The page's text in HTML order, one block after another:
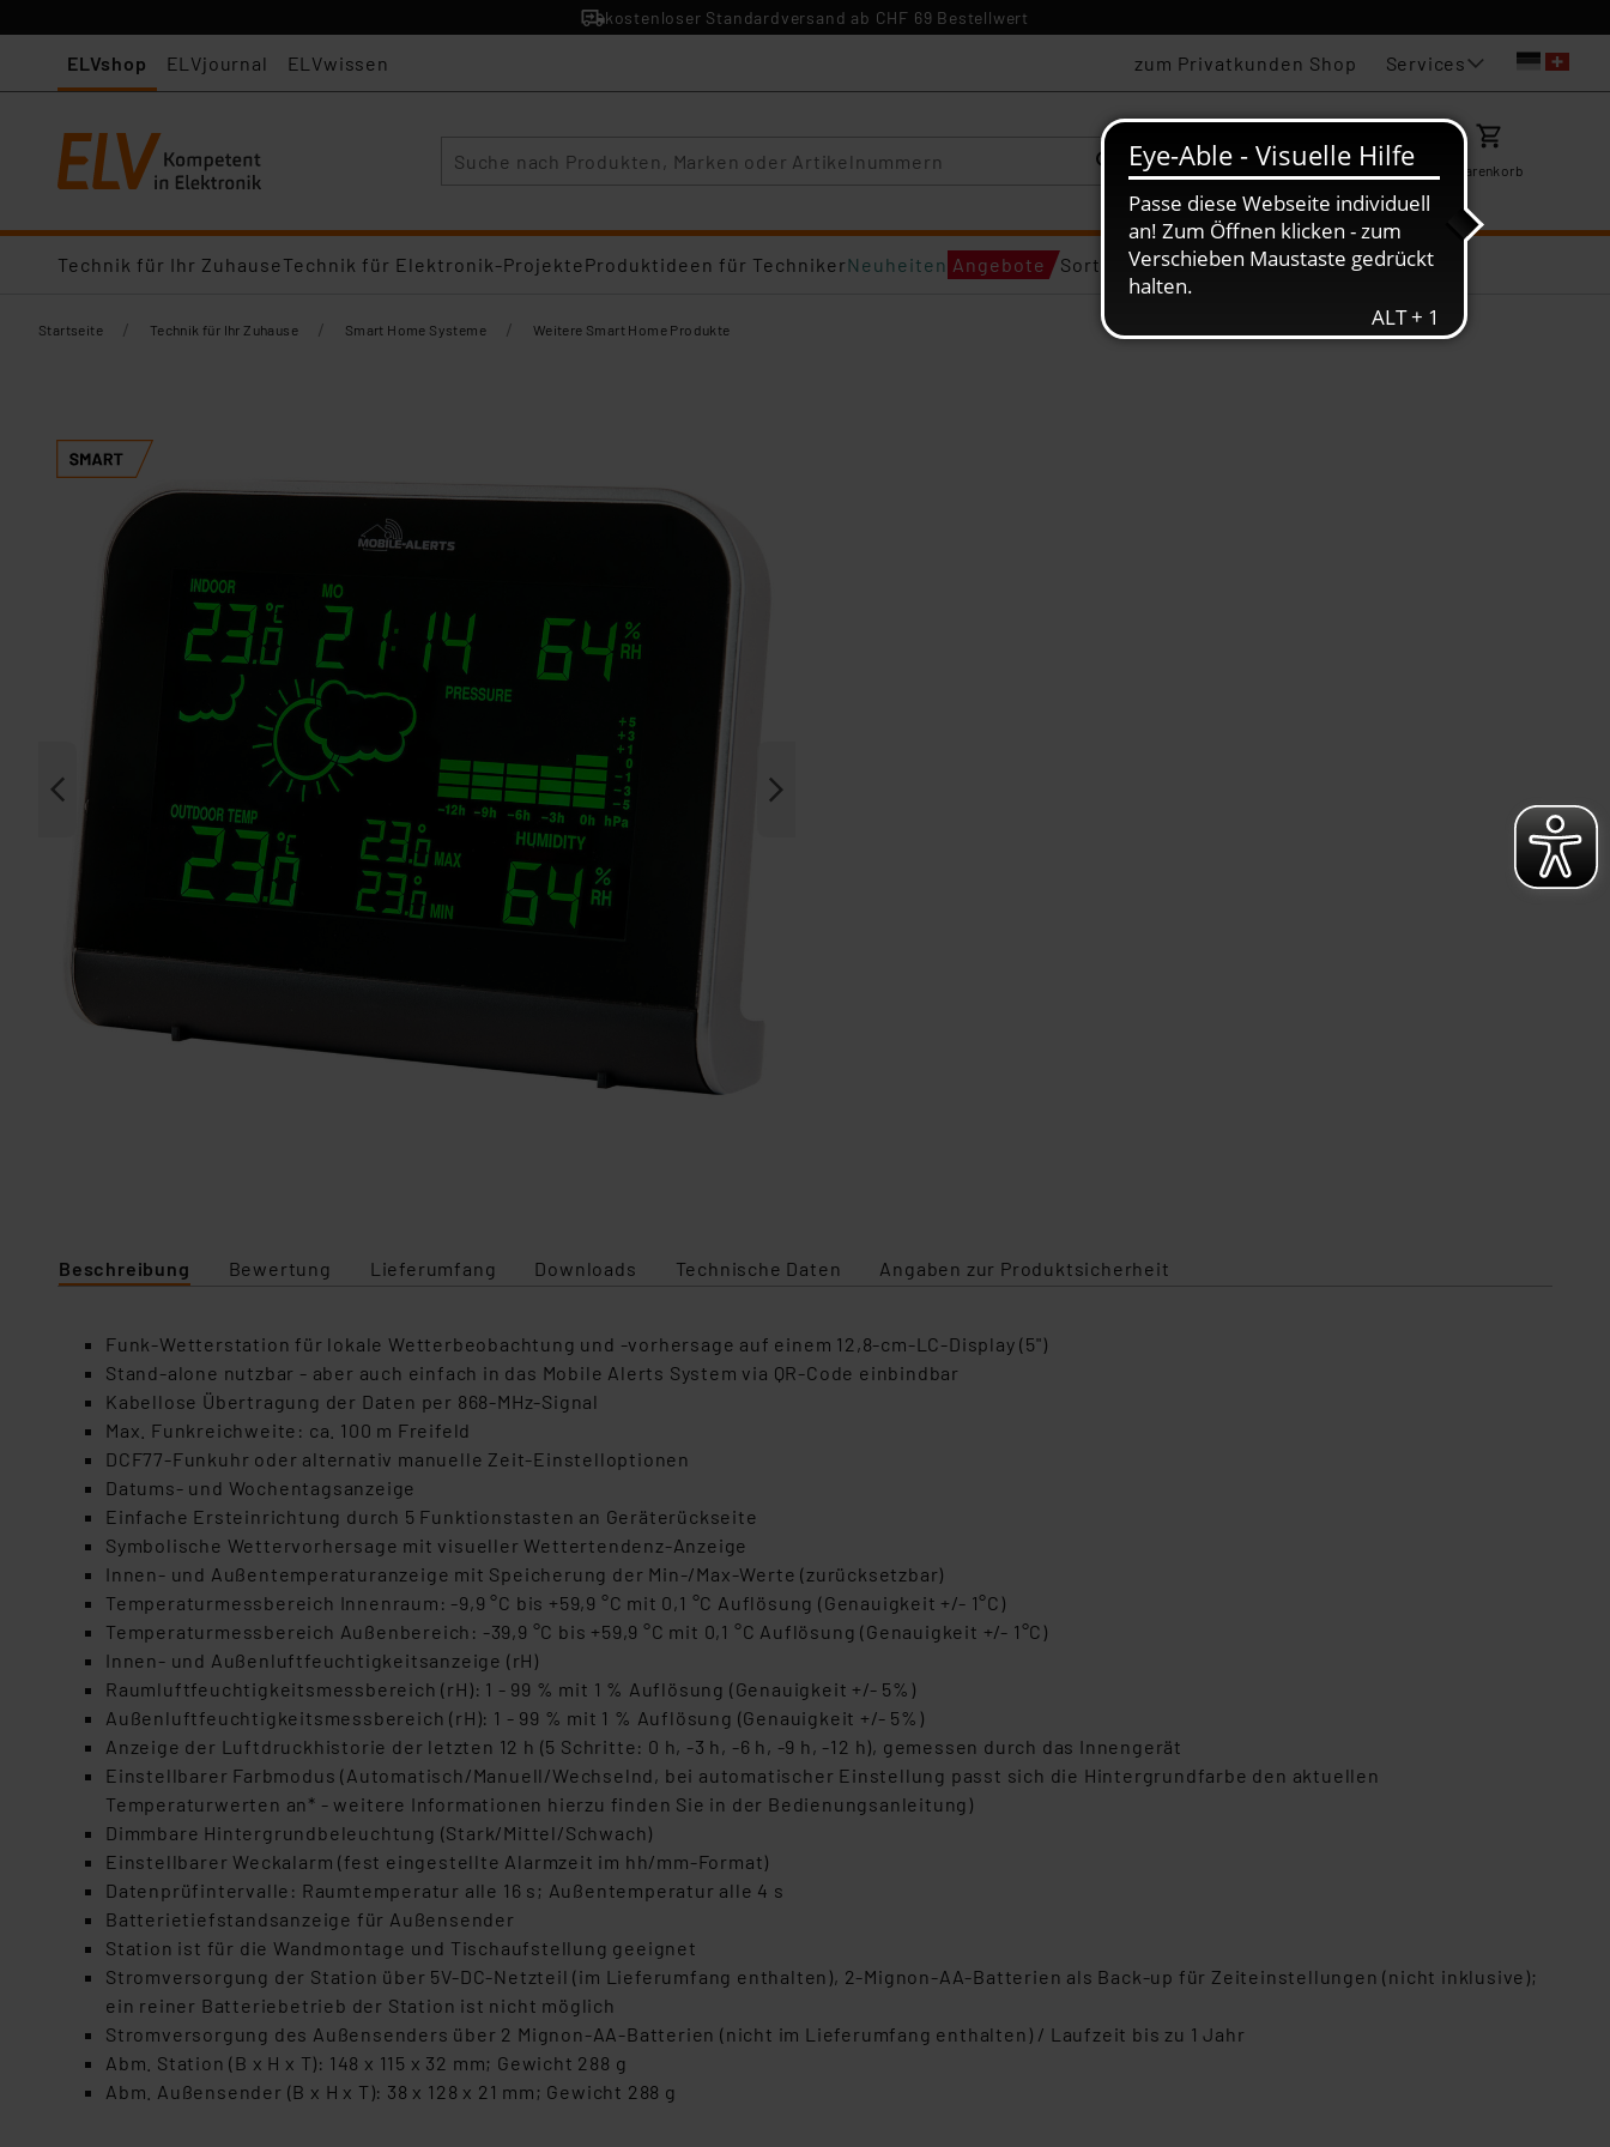
kostenloser Standardversand ab CHF 69 Bestellwert
ELVshop ELVjournal ELVwissen zum Privatkunden Shop Services
KarriereMein ELV Merkzettel Warenkorb
Technik für Ihr ZuhauseTechnik für Elektronik-ProjekteProduktideen für TechnikerNeuheiten Angebote Sortiments-Deals
Startseite / Technik für Ihr Zuhause / Smart Home Systeme / Weitere Smart Home Produkte
Beschreibung Bewertung Lieferumfang Downloads Technische Daten Angaben zur Produktsicherheit
Funk-Wetterstation für lokale Wetterbeobachtung und -vorhersage auf einem 12,8-cm-LC-Display (5")
Stand-alone nutzbar - aber auch einfach in das Mobile Alerts System via QR-Code einbindbar
Kabellose Übertragung der Daten per 868-MHz-Signal
Max. Funkreichweite: ca. 100 m Freifeld
DCF77-Funkuhr oder alternativ manuelle Zeit-Einstelloptionen
Datums- und Wochentagsanzeige
Einfache Ersteinrichtung durch 5 Funktionstasten an Geräterückseite
Symbolische Wettervorhersage mit visueller Wettertendenz-Anzeige
Innen- und Außentemperaturanzeige mit Speicherung der Min-/Max-Werte (zurücksetzbar)
Temperaturmessbereich Innenraum: -9,9 °C bis +59,9 °C mit 0,1 °C Auflösung (Genauigkeit +/- 1°C)
Temperaturmessbereich Außenbereich: -39,9 °C bis +59,9 °C mit 0,1 °C Auflösung (Genauigkeit +/- 1°C)
Innen- und Außenluftfeuchtigkeitsanzeige (rH)
Raumluftfeuchtigkeitsmessbereich (rH): 1 - 99 % mit 1 % Auflösung (Genauigkeit +/- 5%)
Außenluftfeuchtigkeitsmessbereich (rH): 1 - 99 % mit 1 % Auflösung (Genauigkeit +/- 5%)
Anzeige der Luftdruckhistorie der letzten 12 h (5 Schritte: 0 h, -3 h, -6 h, -9 h, -12 h), gemessen durch das Innengerät
Einstellbarer Farbmodus (Automatisch/Manuell/Wechselnd, bei automatischer Einstellung passt sich die Hintergrundfarbe den aktuellen
Temperaturwerten an* - weitere Informationen hierzu finden Sie in der Bedienungsanleitung)
Dimmbare Hintergrundbeleuchtung (Stark/Mittel/Schwach)
Einstellbarer Weckalarm (fest eingestellte Alarmzeit im hh/mm-Format)
Datenprüfintervalle: Raumtemperatur alle 16 s; Außentemperatur alle 4 s
Batterietiefstandsanzeige für Außensender
Station ist für die Wandmontage und Tischaufstellung geeignet
Stromversorgung der Station über 5V-DC-Netzteil (im Lieferumfang enthalten), 2-Mignon-AA-Batterien als Back-up für Zeiteinstellungen (nicht inklusive);
ein reiner Batteriebetrieb der Station ist nicht möglich
Stromversorgung des Außensenders über 2 Mignon-AA-Batterien (nicht im Lieferumfang enthalten) / Laufzeit bis zu 1 Jahr
Abm. Station (B x H x T): 148 x 115 x 32 mm; Gewicht 288 g
Abm. Außensender (B x H x T): 38 x 128 x 21 mm; Gewicht 288 g